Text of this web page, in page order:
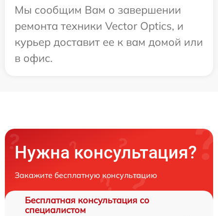
Мы сообщим Вам о завершении
ремонта техники Vector Optics, и
курьер доставит ее к вам домой или
в офис.
Нужна консультация?
Закажите бесплатную консультацию
Бесплатная консультация со
специалистом